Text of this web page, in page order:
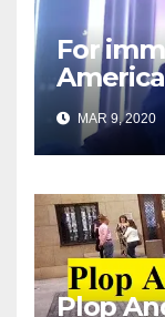
For
etc.
article
MAR 9, 2020
Plop